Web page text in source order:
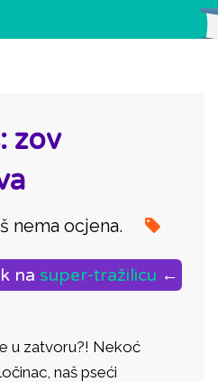
zov
nema ocjena.
na super-tražilicu ←
u zatvoru?! Nekoć
naš pseći